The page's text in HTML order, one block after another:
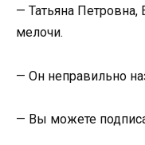
— Татьяна Петровна,
мелочи.
— Он неправильно
— Вы можете